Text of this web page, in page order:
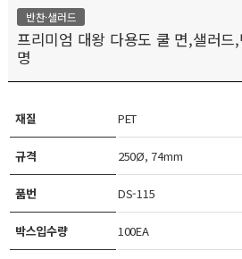
반찬·샐러드
프리미엄 대왕 다용도 쿨 면,샐러
명
재질 PET
규격 250Ø, 74mm
품번 DS-115
박스입수량 100EA